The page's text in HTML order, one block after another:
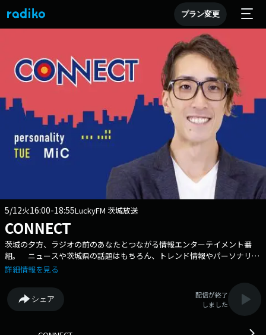
プラン変更
5/12火16:00-18:55LuckyFM 茨城放送
CONNECT
茨城の夕方、ラジオの前のあなたとつながる情報エンターテイメント番
組。 ニュースや茨城県の話題はもちろん、トレンド情報やパーソナリテ
ィの嗜好100％!?な話題まで。 茨城からつながっていこう・CONNECTし
CHANNEL ＜JAPAN
▼16:45頃 馬イ話（不定期） ▼17:15頃 CONNECTセレクション
詳細情報を見る
シェア
配信が終了
しました